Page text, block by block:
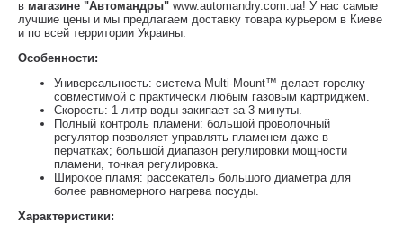
в магазине "Автомандры" www.automandry.com.ua! У нас самые
лучшие цены и мы предлагаем доставку товара курьером в Киеве
и по всей территории Украины.
Особенности:
Универсальность: система Multi-Моunt™ делает горелку
совместимой с практически любым газовым картриджем.
Скорость: 1 литр воды закипает за 3 минуты.
Полный контроль пламени: большой проволочный
регулятор позволяет управлять пламенем даже в
перчатках; большой диапазон регулировки мощности
пламени, тонкая регулировка.
Широкое пламя: рассекатель большого диаметра для
более равномерного нагрева посуды.
Характеристики: